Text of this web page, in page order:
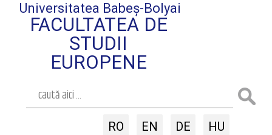
Universitatea Babeș-Bolyai
FACULTATEA DE
STUDII
EUROPENE
RO EN DE HU